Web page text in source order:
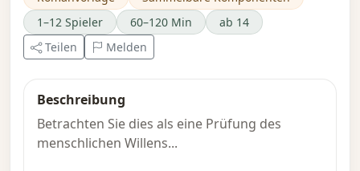
1–12 Spieler
60–120 Min
ab 14
Teilen
Melden
Beschreibung
Betrachten Sie dies als eine Prüfung des
menschlichen Willens...